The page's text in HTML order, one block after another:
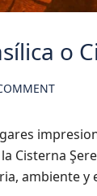
o
Cisterna
ambiente y